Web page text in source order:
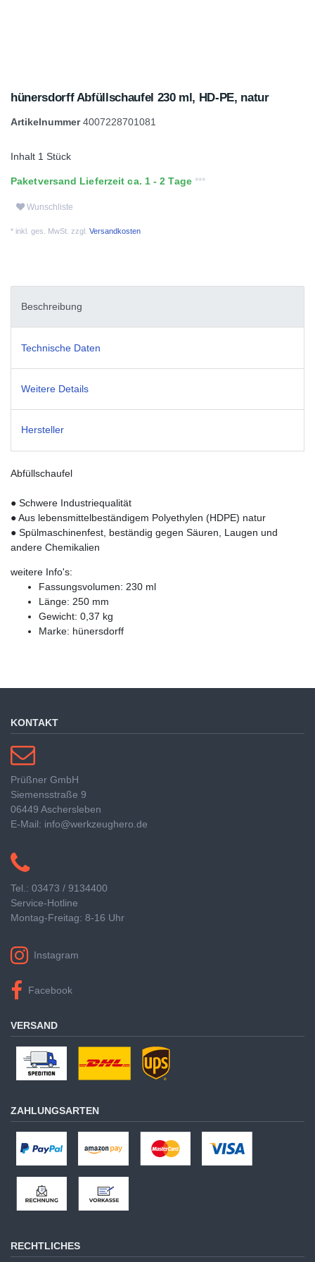
hünersdorff Abfüllschaufel 230 ml, HD-PE, natur
Artikelnummer4007228701081
Inhalt 1 Stück
Paketversand Lieferzeit ca. 1 - 2 Tage
Wunschliste
* inkl. ges. MwSt. zzgl. Versandkosten
Beschreibung
Technische Daten
Weitere Details
Hersteller
Abfüllschaufel
● Schwere Industriequalität
● Aus lebensmittelbeständigem Polyethylen (HDPE) natur
● Spülmaschinenfest, beständig gegen Säuren, Laugen und
andere Chemikalien
weitere Info's:
Fassungsvolumen: 230 ml
Länge: 250 mm
Gewicht: 0,37 kg
Marke: hünersdorff
KONTAKT
Prüßner GmbH
Siemensstraße 9
06449 Aschersleben
E-Mail: info@werkzeughero.de
Tel.: 03473 / 9134400
Service-Hotline
Montag-Freitag: 8-16 Uhr
Instagram
Facebook
VERSAND
ZAHLUNGSARTEN
RECHTLICHES